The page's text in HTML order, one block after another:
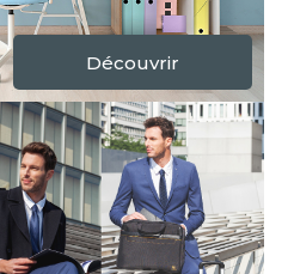
Découvrir